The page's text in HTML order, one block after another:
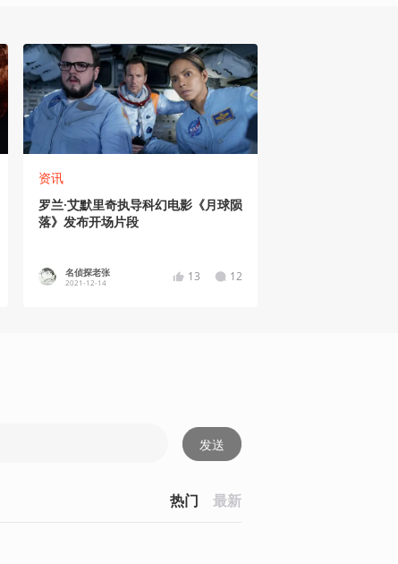
资讯
罗兰·艾默里奇执导科幻电影《月球陨
落》发布开场片段
名侦探老张
2021-12-14 13 12
发送
热门 最新